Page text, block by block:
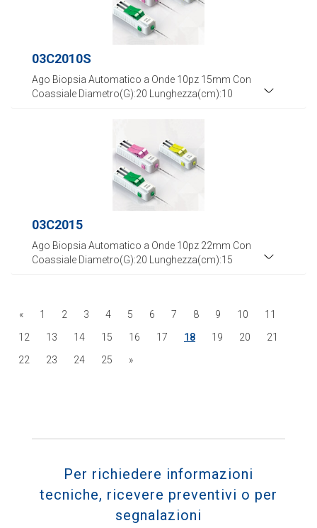
03C2010S
Ago Biopsia Automatico a Onde 10pz 15mm Con
Coassiale Diametro(G):20 Lunghezza(cm):10
03C2015
Ago Biopsia Automatico a Onde 10pz 22mm Con
Coassiale Diametro(G):20 Lunghezza(cm):15
« 1 2 3 4 5 6 7 8 9 10
11
12
13 14 15 16 17 18 19 20
21
22
23 24 25 »
Per richiedere informazioni
tecniche, ricevere preventivi o per
segnalazioni